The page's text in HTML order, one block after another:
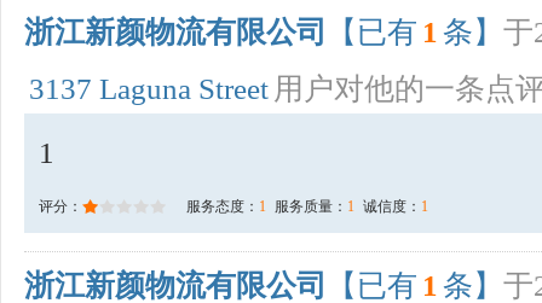
浙江新颜物流有限公司 【已有 1 条】 于
3137 Laguna Street 用户对他的一条点
1
评分： 服务态度： 1 服务质量： 1 诚信度： 1
浙江新颜物流有限公司 【已有 1 条】 于